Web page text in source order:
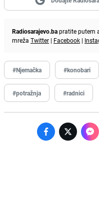
Radiosarajevo.bapratite putem
mreža Twitter | Facebook |
#Njemačka #konobari
#potražnja #radnici